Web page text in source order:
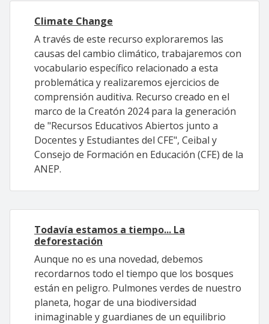
Climate Change
A través de este recurso exploraremos las
causas del cambio climático, trabajaremos con
vocabulario específico relacionado a esta
problemática y realizaremos ejercicios de
comprensión auditiva. Recurso creado en el
marco de la Creatón 2024 para la generación
de "Recursos Educativos Abiertos junto a
Docentes y Estudiantes del CFE", Ceibal y
Consejo de Formación en Educación (CFE) de la
ANEP.
Todavía estamos a tiempo... La
deforestación
Aunque no es una novedad, debemos
recordarnos todo el tiempo que los bosques
están en peligro. Pulmones verdes de nuestro
planeta, hogar de una biodiversidad
inimaginable y guardianes de un equilibrio